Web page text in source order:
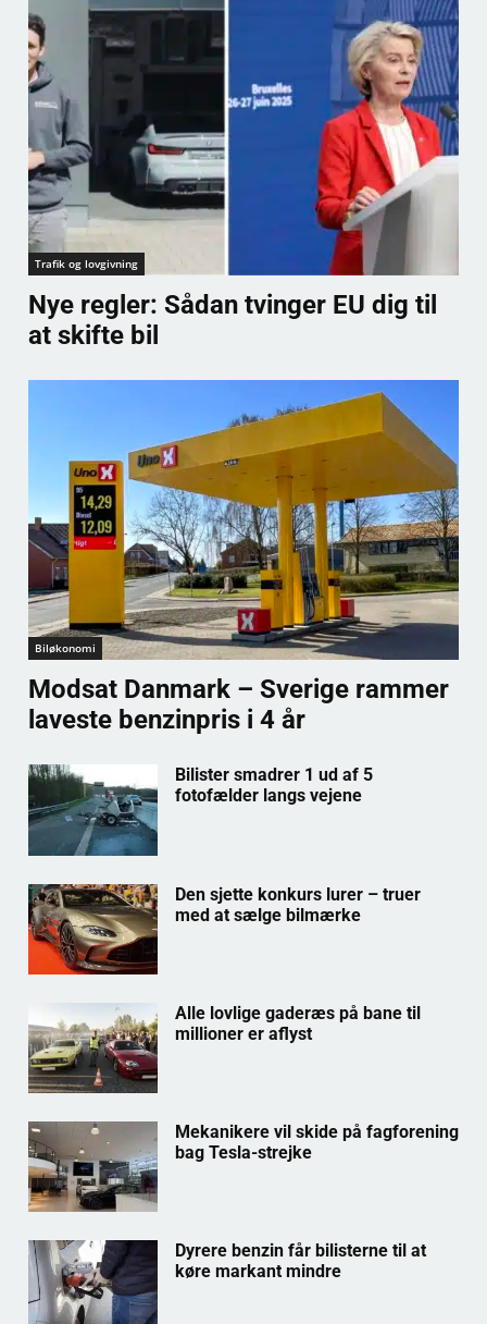
Trafik og lovgivning
Nye regler: Sådan tvinger EU dig til
at skifte bil
Biløkonomi
Modsat Danmark – Sverige rammer
laveste benzinpris i 4 år
Bilister smadrer 1 ud af 5
fotofælder langs vejene
Den sjette konkurs lurer – truer
med at sælge bilmærke
Alle lovlige gaderæs på bane til
millioner er aflyst
Mekanikere vil skide på fagforening
bag Tesla-strejke
Dyrere benzin får bilisterne til at
køre markant mindre